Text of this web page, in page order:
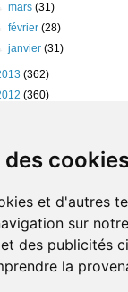
et d'autres
sur
des publicités
la
mars(31)
février(28)
janvier(31)
(362)
(360)